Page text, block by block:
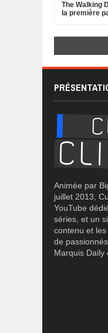
The Walking
la première
Animée par
juillet 2013,
YouTube
séries, et un
contenu et
de
Marquis Daily